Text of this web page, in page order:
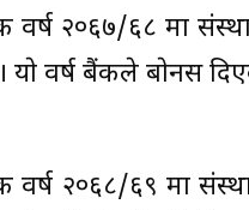
वर्ष २०६७/६८ मा
वर्ष बैंकले बाेनस
२०६८/६९ मा